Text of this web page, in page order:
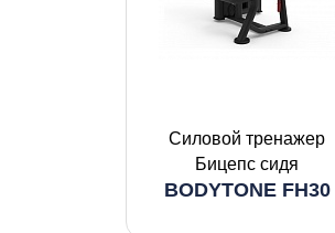
Силовой тренажер
Бицепс сидя
BODYTONE FH30